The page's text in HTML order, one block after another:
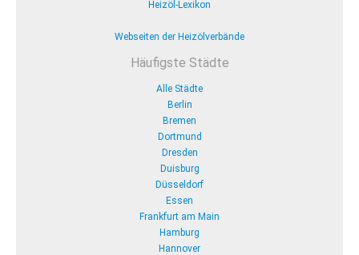
Heizöl-Lexikon
Webseiten der Heizölverbände
Häufigste Städte
Alle Städte
Berlin
Bremen
Dortmund
Dresden
Duisburg
Düsseldorf
Essen
Frankfurt am Main
Hamburg
Hannover